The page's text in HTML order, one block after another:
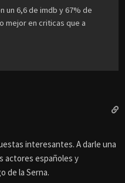
un 6,6 de imdb y 67% de
mejor en criticas que a
interesantes. A darle una
actores españoles y
de la Serna.